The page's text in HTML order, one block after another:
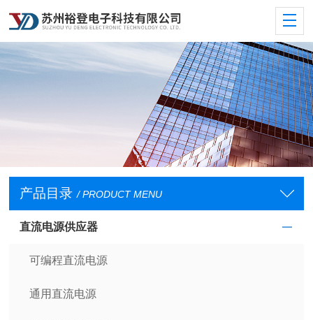
产品目录 / PRODUCT MENU
直流电源供应器
可编程直流电源
通用直流电源